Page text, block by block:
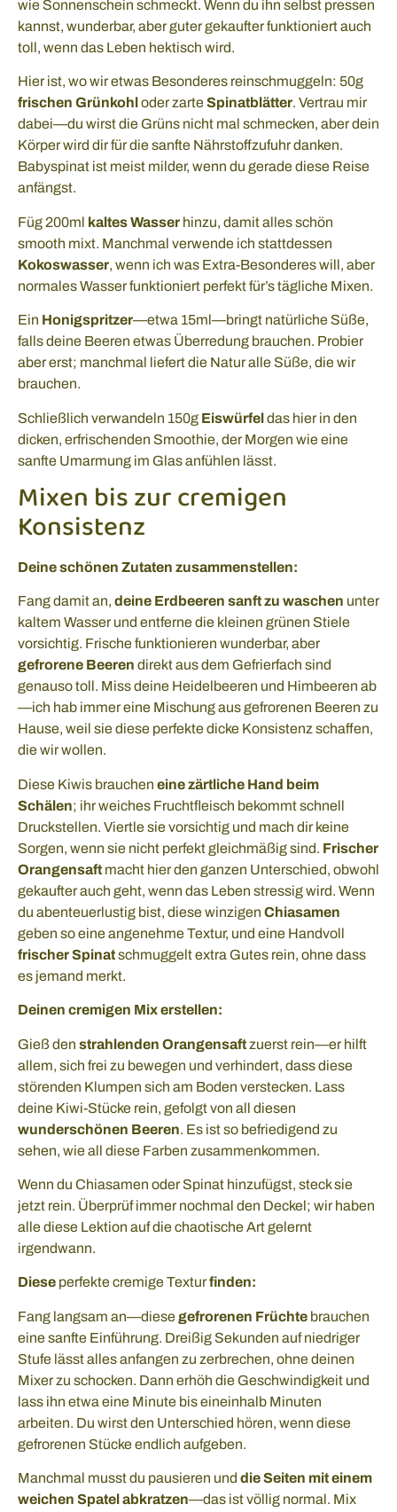
wie Sonnenschein schmeckt. Wenn du ihn selbst pressen
kannst, wunderbar, aber guter gekaufter funktioniert auch
toll, wenn das Leben hektisch wird.
Hier ist, wo wir etwas Besonderes reinschmuggeln: 50g
frischen Grünkohloder zarteSpinatblätter. Vertrau mir
dabei—du wirst die Grüns nicht mal schmecken, aber dein
Körper wird dir für die sanfte Nährstoffzufuhr danken.
Babyspinat ist meist milder, wenn du gerade diese Reise
anfängst.
Füg 200ml kaltes Wasser hinzu, damit alles schön
smooth mixt. Manchmal verwende ich stattdessen
Kokoswasser, wenn ich was Extra-Besonderes will, aber
normales Wasser funktioniert perfekt für’s tägliche Mixen.
Ein Honigspritzer—etwa 15ml—bringt natürliche Süße,
falls deine Beeren etwas Überredung brauchen. Probier
aber erst; manchmal liefert die Natur alle Süße, die wir
brauchen.
Schließlich verwandeln 150g Eiswürfeldas hier in den
dicken, erfrischenden Smoothie, der Morgen wie eine
sanfte Umarmung im Glas anfühlen lässt.
Mixen bis zur cremigen
Konsistenz
Deine schönen Zutaten zusammenstellen:
Fang damit an, deine Erdbeeren sanft zu waschen unter
kaltem Wasser und entferne die kleinen grünen Stiele
vorsichtig. Frische funktionieren wunderbar, aber
gefrorene Beeren direkt aus dem Gefrierfach sind
genauso toll. Miss deine Heidelbeeren und Himbeeren ab
—ich hab immer eine Mischung aus gefrorenen Beeren zu
Hause, weil sie diese perfekte dicke Konsistenz schaffen,
die wir wollen.
Diese Kiwis brauchen eine zärtliche Hand beim
Schälen; ihr weiches Fruchtfleisch bekommt schnell
Druckstellen. Viertle sie vorsichtig und mach dir keine
Sorgen, wenn sie nicht perfekt gleichmäßig sind. Frischer
Orangensaft macht hier den ganzen Unterschied, obwohl
gekaufter auch geht, wenn das Leben stressig wird. Wenn
du abenteuerlustig bist, diese winzigen Chiasamen
geben so eine angenehme Textur, und eine Handvoll
frischer Spinatschmuggelt extra Gutes rein, ohne dass
es jemand merkt.
Deinen cremigen Mix erstellen:
Gieß den strahlenden Orangensaftzuerst rein—er hilft
allem, sich frei zu bewegen und verhindert, dass diese
störenden Klumpen sich am Boden verstecken. Lass
deine Kiwi-Stücke rein, gefolgt von all diesen
wunderschönen Beeren. Es ist so befriedigend zu
sehen, wie all diese Farben zusammenkommen.
Wenn du Chiasamen oder Spinat hinzufügst, steck sie
jetzt rein. Überprüf immer nochmal den Deckel; wir haben
alle diese Lektion auf die chaotische Art gelernt
irgendwann.
Diese perfekte cremige Texturfinden:
Fang langsam an—diesegefrorenen Früchte brauchen
eine sanfte Einführung. Dreißig Sekunden auf niedriger
Stufe lässt alles anfangen zu zerbrechen, ohne deinen
Mixer zu schocken. Dann erhöh die Geschwindigkeit und
lass ihn etwa eine Minute bis eineinhalb Minuten
arbeiten. Du wirst den Unterschied hören, wenn diese
gefrorenen Stücke endlich aufgeben.
Manchmal musst du pausieren und die Seiten mit einem
weichen Spatel abkratzen—das ist völlig normal. Mix